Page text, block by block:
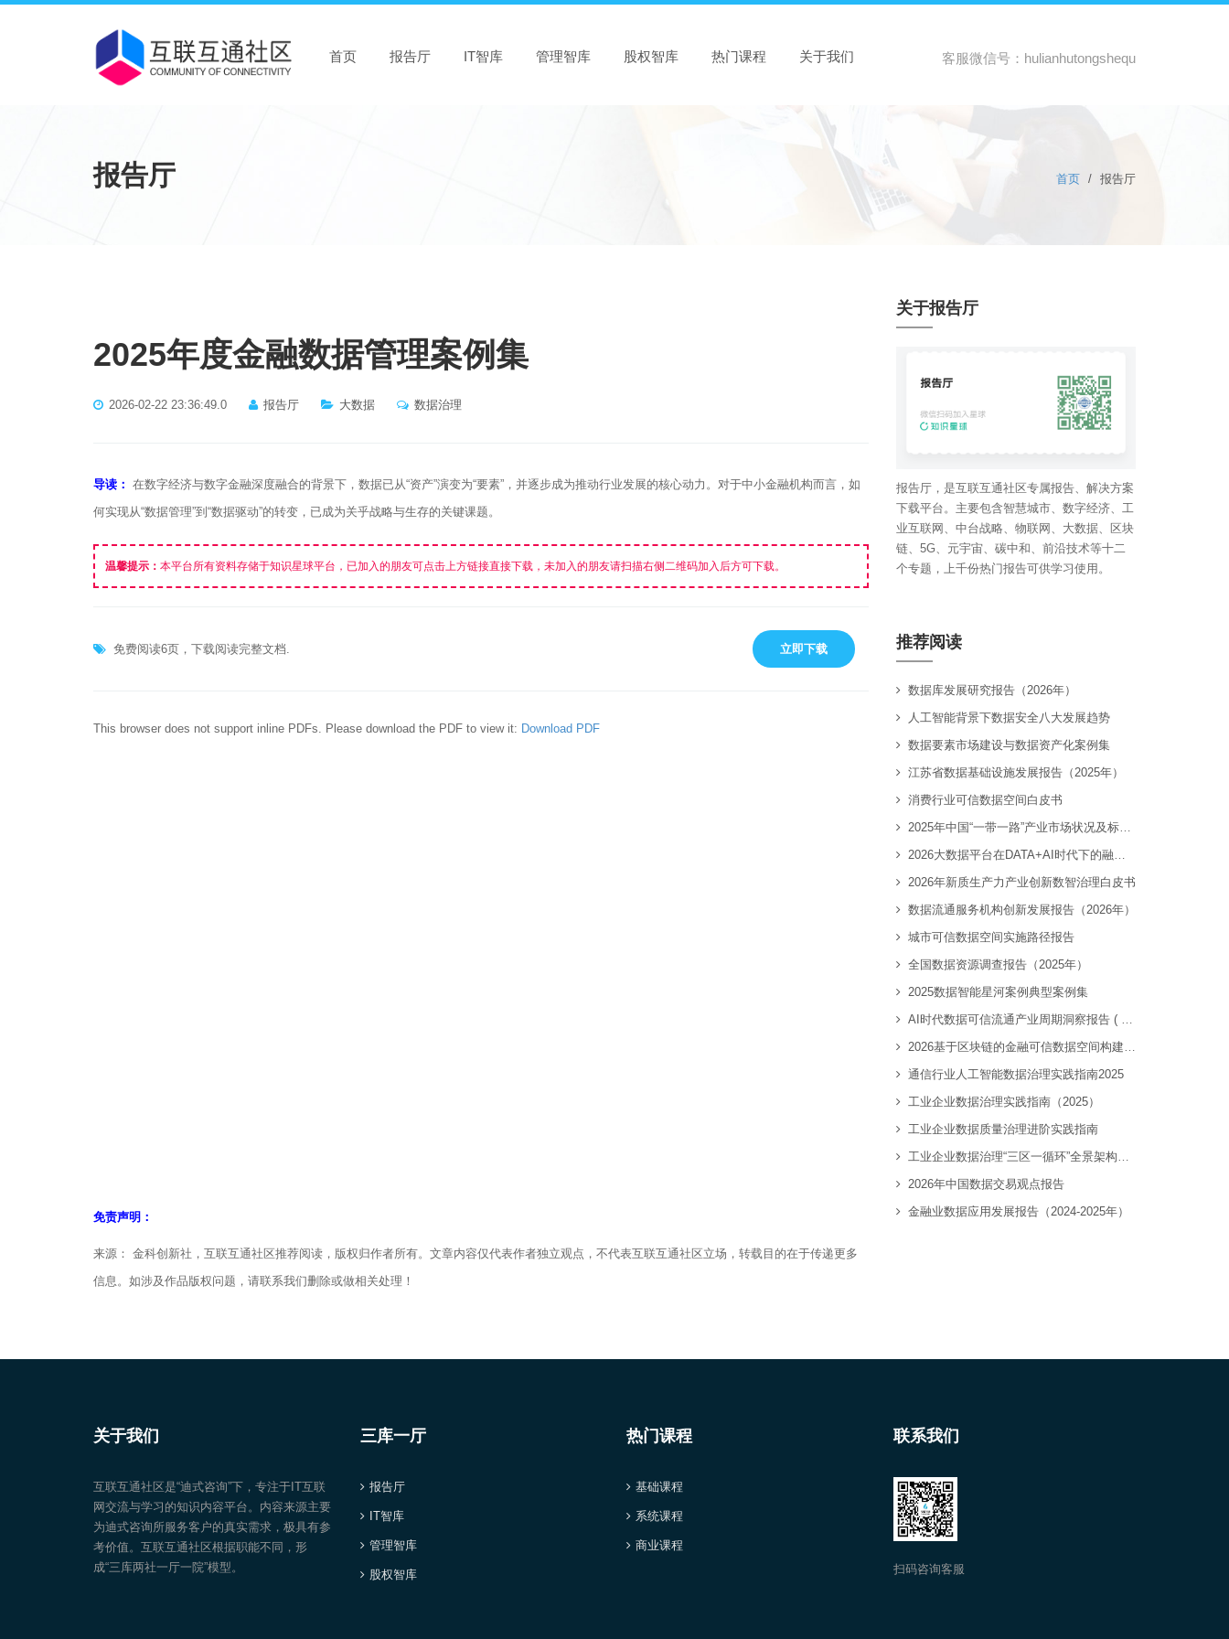
首页 报告厅 IT智库 管理智库 股权智库 热门课程 关于我们 客服微信号：hulianhutongshequ
报告厅 首页 / 报告厅
2025年度金融数据管理案例集
2026-02-22 23:36:49.0 报告厅 大数据 数据治理
导读： 在数字经济与数字金融深度融合的背景下，数据已从“资产”演变为“要素”，并逐步成为推动行业发展的核心动力。对于中小金融机构而言，如
何实现从“数据管理”到“数据驱动”的转变，已成为关乎战略与生存的关键课题。
温馨提示： 本平台所有资料存储于知识星球平台，已加入的朋友可点击上方链接直接下载，未加入的朋友请扫描右侧二维码加入后方可下载。
免费阅读6页，下载阅读完整文档. 立即下载
This browser does not support inline PDFs. Please download the PDF to view it: Download PDF
免责声明：
来源： 金科创新社，互联互通社区推荐阅读，版权归作者所有。文章内容仅代表作者独立观点，不代表互联互通社区立场，转载目的在于传递更多
信息。如涉及作品版权问题，请联系我们删除或做相关处理！
关于报告厅
报告厅，是互联互通社区专属报告、解决方案
下载平台。主要包含智慧城市、数字经济、工
业互联网、中台战略、物联网、大数据、区块
链、5G、元宇宙、碳中和、前沿技术等十二
个专题，上千份热门报告可供学习使用。
推荐阅读
数据库发展研究报告（2026年）
人工智能背景下数据安全八大发展趋势
数据要素市场建设与数据资产化案例集
江苏省数据基础设施发展报告（2025年）
消费行业可信数据空间白皮书
2025年中国“一带一路”产业市场状况及标杆企业经营数据分析报告
2026大数据平台在DATA+AI时代下的融合创新报告
2026年新质生产力产业创新数智治理白皮书
数据流通服务机构创新发展报告（2026年）
城市可信数据空间实施路径报告
全国数据资源调查报告（2025年）
2025数据智能星河案例典型案例集
AI时代数据可信流通产业周期洞察报告 ( 2026 )
2026基于区块链的金融可信数据空间构建技术研究报告
通信行业人工智能数据治理实践指南2025
工业企业数据治理实践指南（2025）
工业企业数据质量治理进阶实践指南
工业企业数据治理“三区一循环”全景架构白皮书
2026年中国数据交易观点报告
金融业数据应用发展报告（2024-2025年）
关于我们
互联互通社区是“迪式咨询”下，专注于IT互联
网交流与学习的知识内容平台。内容来源主要
为迪式咨询所服务客户的真实需求，极具有参
考价值。互联互通社区根据职能不同，形
成“三库两社一厅一院”模型。
三库一厅
报告厅
IT智库
管理智库
股权智库
热门课程
基础课程
系统课程
商业课程
联系我们
扫码咨询客服